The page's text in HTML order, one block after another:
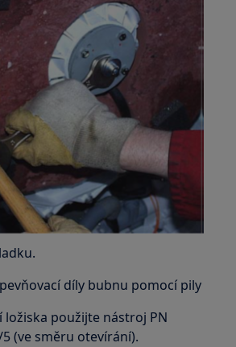
díly bubnu pomocí pily
ložiska použijte nástroj PN
5 (ve směru otevírání).